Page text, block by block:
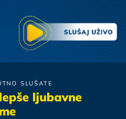
SLUŠATE
ljubavne
Djordje Balasevic
Svirajte Mi Jesen Stize